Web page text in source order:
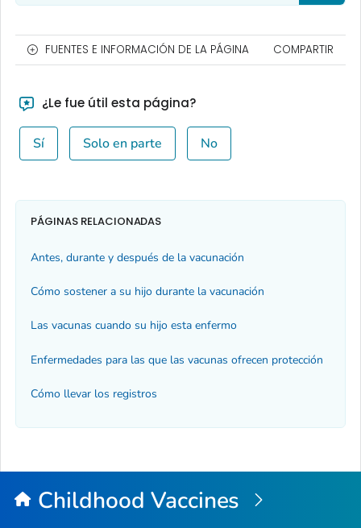
FUENTES E INFORMACIÓN DE LA PÁGINA COMPARTIR
¿Le fue útil esta página?
Sí Solo en parte No
PÁGINAS RELACIONADAS
Antes, durante y después de la vacunación
Cómo sostener a su hijo durante la vacunación
Las vacunas cuando su hijo esta enfermo
Enfermedades para las que las vacunas ofrecen protección
Cómo llevar los registros
Childhood Vaccines